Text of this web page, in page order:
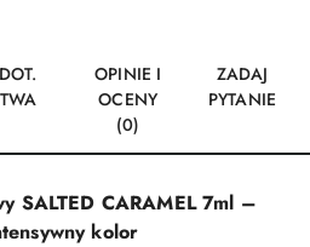
OPINIE I
OCENY
(0)
ZADAJ
PYTANIE
SALTED CARAMEL 7ml –
kolor